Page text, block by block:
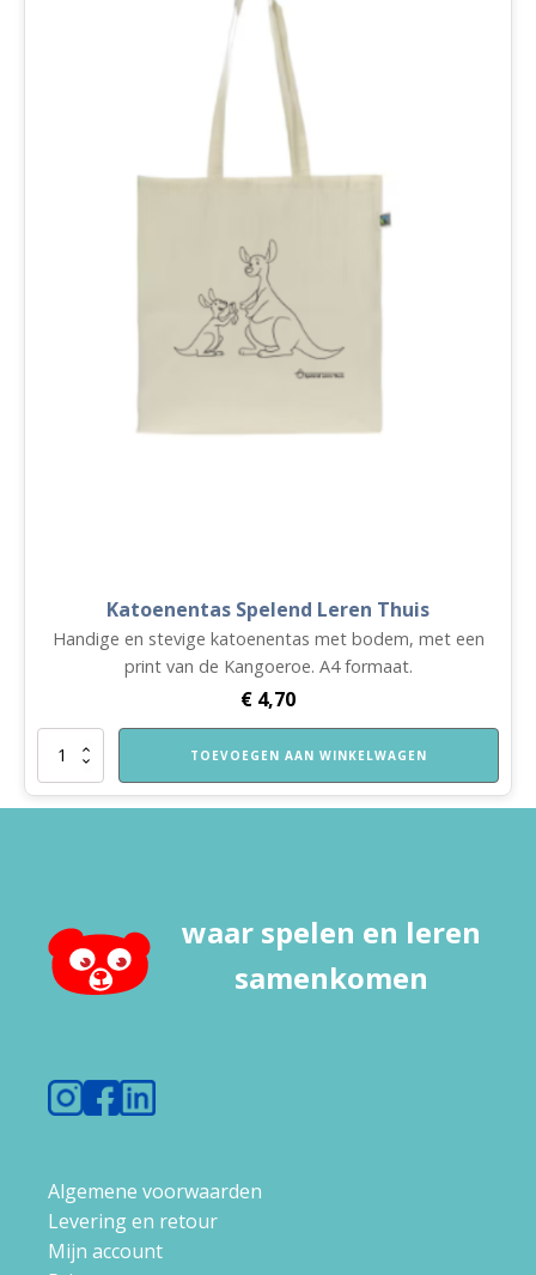
Katoenentas Spelend Leren Thuis
Handige en stevige katoenentas met bodem, met een
print van de Kangoeroe. A4 formaat.
€ 4,70
Katoenentas
Leren
TOEVOEGEN AAN WINKELWAGEN
waar spelen en leren
samenkomen
Algemene voorwaarden
Levering en retour
Mijn account